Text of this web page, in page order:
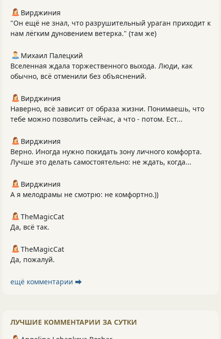
Вирджиния
"Он ещё не знал, что разрушительный ураган приходит к
нам лёгким дуновением ветерка." (там же)
Михаил Палецкий
Вселенная ждала торжественного выхода. Люди, как
обычно, всё отменили без объяснений.
Вирджиния
Наверно, всё зависит от образа жизни. Понимаешь, что
тебе можно позволить сейчас, а что - потом. Ест...
Вирджиния
Верно. Иногда нужно покидать зону личного комфорта.
Лучше это делать самостоятельно: не ждать, когда...
Вирджиния
А я мелодрамы не смотрю: не комфортно.))
TheMagicCat
Да, всё так.
TheMagicCat
Да, пожалуй.
ещё комментарии ⮕
ЛУЧШИЕ КОММЕНТАРИИ ЗА СУТКИ